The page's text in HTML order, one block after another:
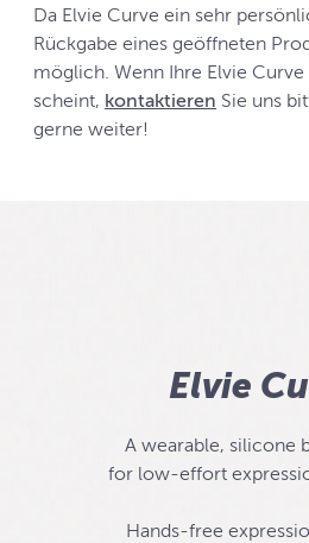
Da Elvie Curve ein sehr
Rückgabe eines geöffneten
möglich. Wenn Ihre Elvie
scheint, kontaktieren Sie uns
gerne weiter!
Elvie
A wearable, silicone
for low-effort
Hands-free